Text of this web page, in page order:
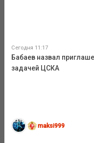
Сегодня 11:17
Бабаев назвал
задачей ЦСКА
maksi999